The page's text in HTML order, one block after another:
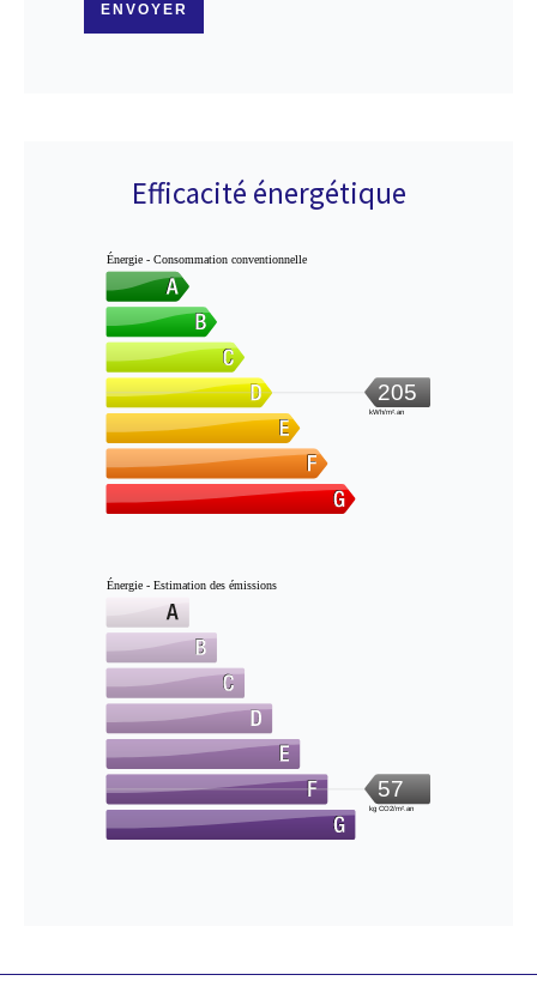
ENVOYER
Efficacité énergétique
Énergie - Consommation conventionnelle
205
kWh/m².an
Énergie - Estimation des émissions
57
kg CO2/m².an